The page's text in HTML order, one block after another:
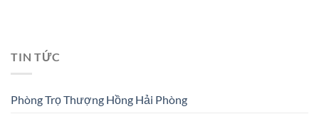
TIN TỨC
Phòng Trọ Thượng Hồng Hải Phòng